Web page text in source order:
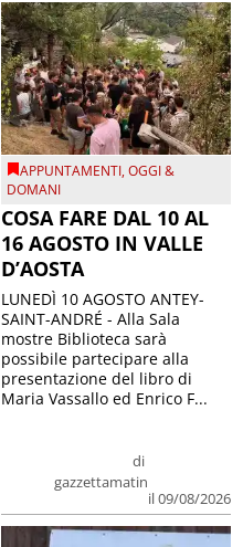
APPUNTAMENTI,OGGI &
DOMANI
COSA FARE DAL 10 AL
16 AGOSTO IN VALLE
D’AOSTA
di
gazzettamatin
il 09/08/2026
LUNEDÌ 10 AGOSTO ANTEY-
SAINT-ANDRÉ - Alla Sala
mostre Biblioteca sarà
possibile partecipare alla
presentazione del libro di
Maria Vassallo ed Enrico F...